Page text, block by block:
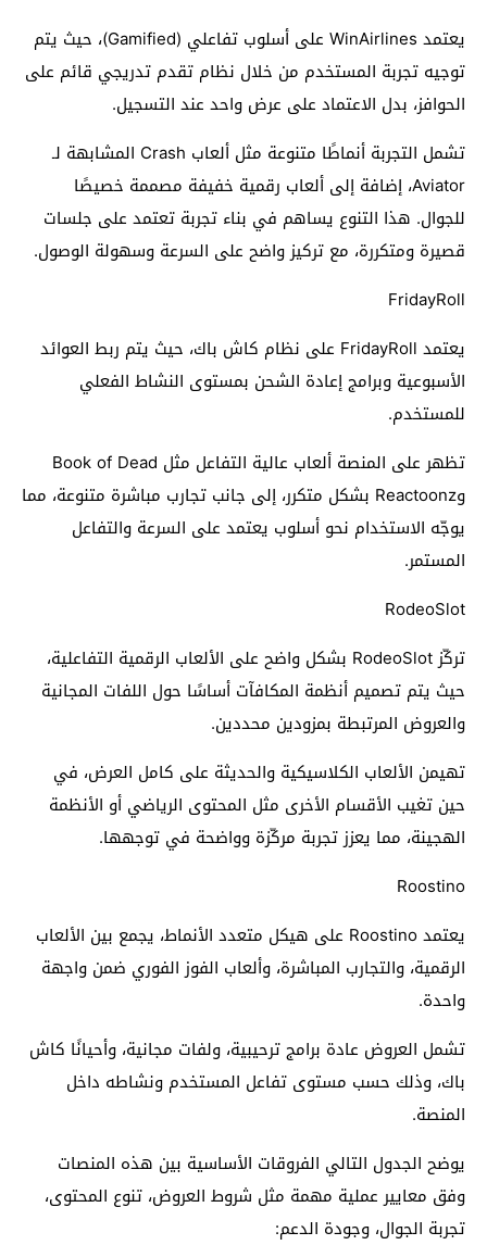
يعتمد WinAirlines على أسلوب تفاعلي (Gamified)، حيث يتم
توجيه تجربة المستخدم من خلال نظام تقدم تدريجي قائم على
الحوافز، بدل الاعتماد على عرض واحد عند التسجيل.
تشمل التجربة أنماطًا متنوعة مثل ألعاب Crash المشابهة لـ
Aviator، إضافة إلى ألعاب رقمية خفيفة مصممة خصيصًا
للجوال. هذا التنوع يساهم في بناء تجربة تعتمد على جلسات
قصيرة ومتكررة، مع تركيز واضح على السرعة وسهولة الوصول.
FridayRoll
يعتمد FridayRoll على نظام كاش باك، حيث يتم ربط العوائد
الأسبوعية وبرامج إعادة الشحن بمستوى النشاط الفعلي
للمستخدم.
تظهر على المنصة ألعاب عالية التفاعل مثل Book of Dead
وReactoonz بشكل متكرر، إلى جانب تجارب مباشرة متنوعة، مما
يوجّه الاستخدام نحو أسلوب يعتمد على السرعة والتفاعل
المستمر.
RodeoSlot
تركّز RodeoSlot بشكل واضح على الألعاب الرقمية التفاعلية،
حيث يتم تصميم أنظمة المكافآت أساسًا حول اللفات المجانية
والعروض المرتبطة بمزودين محددين.
تهيمن الألعاب الكلاسيكية والحديثة على كامل العرض، في
حين تغيب الأقسام الأخرى مثل المحتوى الرياضي أو الأنظمة
الهجينة، مما يعزز تجربة مركّزة وواضحة في توجهها.
Roostino
يعتمد Roostino على هيكل متعدد الأنماط، يجمع بين الألعاب
الرقمية، والتجارب المباشرة، وألعاب الفوز الفوري ضمن واجهة
واحدة.
تشمل العروض عادة برامج ترحيبية، ولفات مجانية، وأحيانًا كاش
باك، وذلك حسب مستوى تفاعل المستخدم ونشاطه داخل
المنصة.
يوضح الجدول التالي الفروقات الأساسية بين هذه المنصات
وفق معايير عملية مهمة مثل شروط العروض، تنوع المحتوى،
تجربة الجوال، وجودة الدعم: